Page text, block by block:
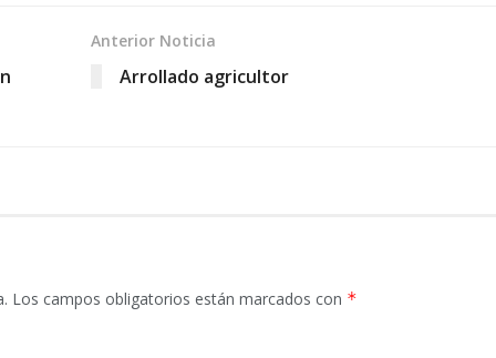
Anterior Noticia
Arrollado agricultor
Los campos obligatorios están marcados con *